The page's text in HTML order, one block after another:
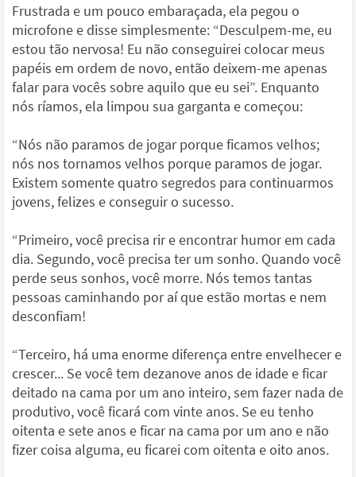
Frustrada e um pouco embaraçada, ela pegou o
microfone e disse simplesmente: “Desculpem-me, eu
estou tão nervosa! Eu não conseguirei colocar meus
papéis em ordem de novo, então deixem-me apenas
falar para vocês sobre aquilo que eu sei”. Enquanto
nós ríamos, ela limpou sua garganta e começou:
“Nós não paramos de jogar porque ficamos velhos;
nós nos tornamos velhos porque paramos de jogar.
Existem somente quatro segredos para continuarmos
jovens, felizes e conseguir o sucesso.
“Primeiro, você precisa rir e encontrar humor em cada
dia. Segundo, você precisa ter um sonho. Quando você
perde seus sonhos, você morre. Nós temos tantas
pessoas caminhando por aí que estão mortas e nem
desconfiam!
“Terceiro, há uma enorme diferença entre envelhecer e
crescer... Se você tem dezanove anos de idade e ficar
deitado na cama por um ano inteiro, sem fazer nada de
produtivo, você ficará com vinte anos. Se eu tenho
oitenta e sete anos e ficar na cama por um ano e não
fizer coisa alguma, eu ficarei com oitenta e oito anos.